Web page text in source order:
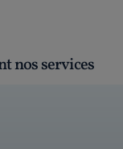
nos services